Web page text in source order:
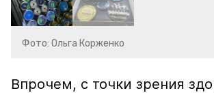
Фото: Ольга Корженко
Впрочем, с точки зрения